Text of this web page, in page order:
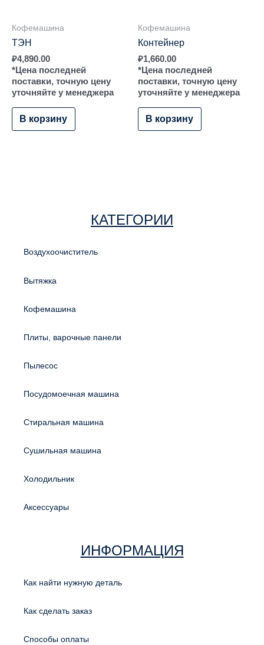
Кофемашина
ТЭН
₽4,890.00
*Цена последней
поставки, точную цену
уточняйте у менеджера
В корзину
Кофемашина
Контейнер
₽1,660.00
*Цена последней
поставки, точную цену
уточняйте у менеджера
В корзину
КАТЕГОРИИ
Воздухоочиститель
Вытяжка
Кофемашина
Плиты, варочные панели
Пылесос
Посудомоечная машина
Стиральная машина
Сушильная машина
Холодильник
Аксессуары
ИНФОРМАЦИЯ
Как найти нужную деталь
Как сделать заказ
Способы оплаты